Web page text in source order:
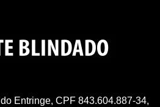
Entringe, CPF 843.604.887-34,